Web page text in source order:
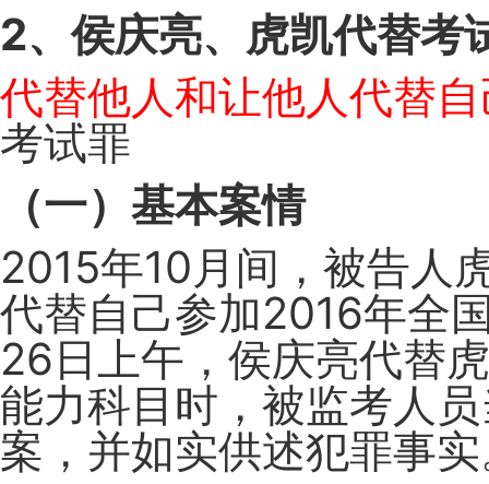
2、侯庆亮、虎凯代替考
代替他人和让他人代替
考试罪
（一）基本案情
2015年10月间，被告人
代替自己参加2016年全
26日上午，侯庆亮代替
能力科目时，被监考人
案，并如实供述犯罪事